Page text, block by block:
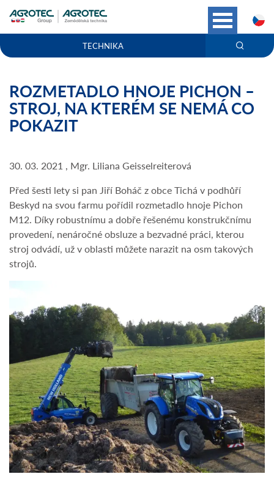
TECHNIKA
ROZMETADLO HNOJE PICHON –
STROJ, NA KTERÉM SE NEMÁ CO
POKAZIT
30. 03. 2021 , Mgr. Liliana Geisselreiterová
Před šesti lety si pan Jiří Boháč z obce Tichá v podhůří
Beskyd na svou farmu pořídil rozmetadlo hnoje Pichon
M12. Díky robustnímu a dobře řešenému konstrukčnímu
provedení, nenáročné obsluze a bezvadné práci, kterou
stroj odvádí, už v oblasti můžete narazit na osm takových
strojů.